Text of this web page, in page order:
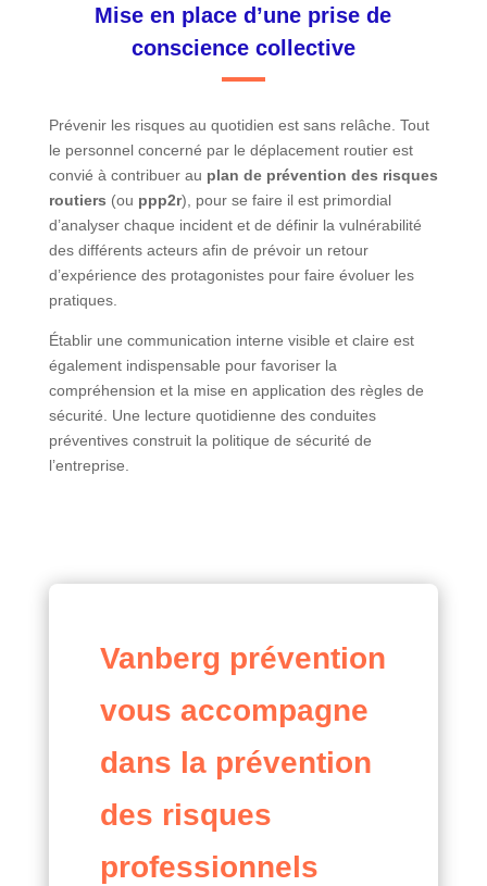
Mise en place d’une prise de
conscience collective
Prévenir les risques au quotidien est sans relâche. Tout
le personnel concerné par le déplacement routier est
convié à contribuer au plan de prévention des risques
routiers (ou ppp2r), pour se faire il est primordial
d’analyser chaque incident et de définir la vulnérabilité
des différents acteurs afin de prévoir un retour
d’expérience des protagonistes pour faire évoluer les
pratiques.
Établir une communication interne visible et claire est
également indispensable pour favoriser la
compréhension et la mise en application des règles de
sécurité. Une lecture quotidienne des conduites
préventives construit la politique de sécurité de
l’entreprise.
Vanberg prévention
vous accompagne
dans la prévention
des risques
professionnels